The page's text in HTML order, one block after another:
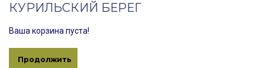
КУРИЛЬСКИЙ БЕРЕГ
Ваша корзина пуста!
Продолжить